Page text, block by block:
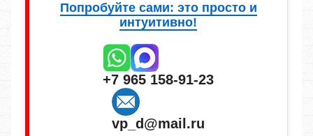
Попробуйте сами: это просто и
интуитивно!
+7 965 158-91-23
vp_d@mail.ru